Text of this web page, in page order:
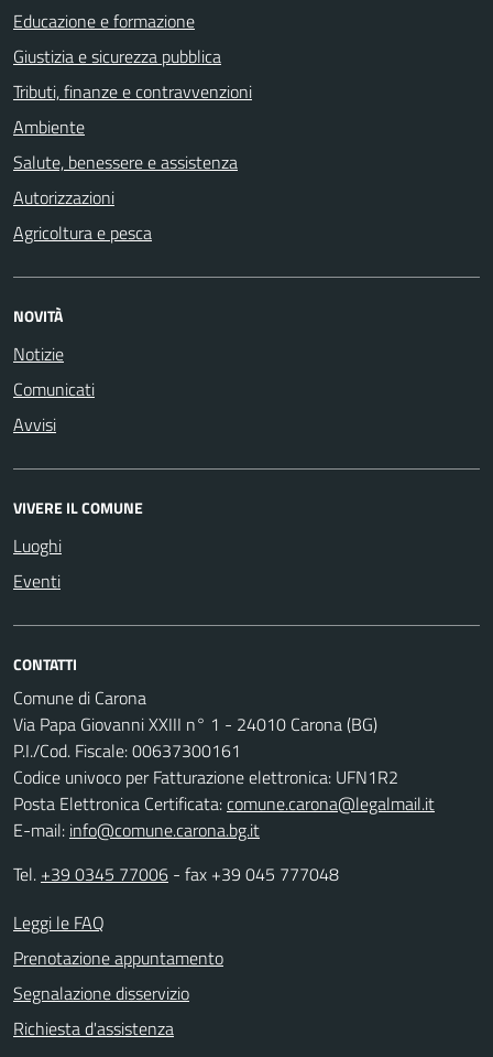
Educazione e formazione
Giustizia e sicurezza pubblica
Tributi, finanze e contravvenzioni
Ambiente
Salute, benessere e assistenza
Autorizzazioni
Agricoltura e pesca
NOVITÀ
Notizie
Comunicati
Avvisi
VIVERE IL COMUNE
Luoghi
Eventi
CONTATTI
Comune di Carona
Via Papa Giovanni XXIII n° 1 - 24010 Carona (BG)
P.I./Cod. Fiscale: 00637300161
Codice univoco per Fatturazione elettronica: UFN1R2
Posta Elettronica Certificata:comune.carona@legalmail.it
E-mail: info@comune.carona.bg.it
Tel. +39 0345 77006 - fax +39 045 777048
Leggi le FAQ
Prenotazione appuntamento
Segnalazione disservizio
Richiesta d'assistenza